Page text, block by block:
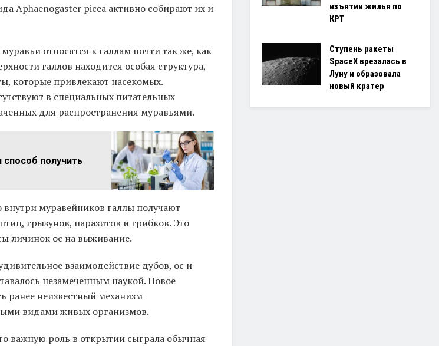
Aphaenogaster picea активно собирают их и
относятся к галлам почти так же, как
галлов находится особая структура,
которые привлекают насекомых.
в специальных питательных
для распространения муравьями.
получить
муравейников галлы получают
грызунов, паразитов и грибков. Это
личинок ос на выживание.
взаимодействие дубов, ос и
незамеченным наукой. Новое
ранее неизвестный механизм
видами живых организмов.
важную роль в открытии сыграла обычная
изъятии жилья по
КРТ
Ступень ракеты
SpaceX врезалась в
Луну и образовала
новый кратер